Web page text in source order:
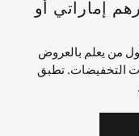
الأول بقيمة 1000 درهم إماراتي أو
من يعلم بالعروض
التخفيضات. تطبق